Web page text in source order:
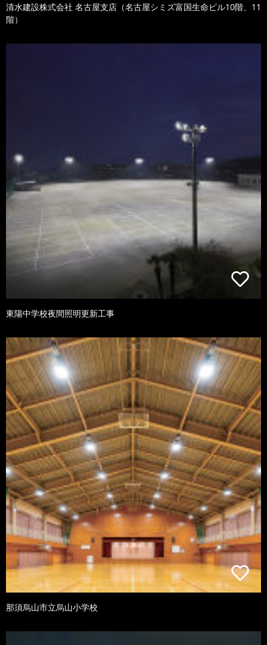
清水建設株式会社 名古屋支店（名古屋シミズ富国生命ビル10階、11
階）
東陽中学校夜間照明更新工事
那須烏山市立烏山小学校